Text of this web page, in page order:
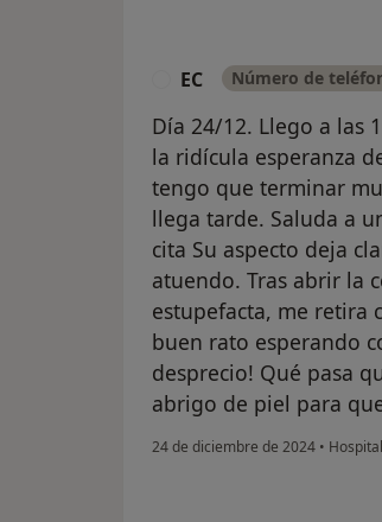
EC Número de
Día 24/12. Llego a las
la ridícula esperanza
tengo que terminar
llega tarde. Saluda a
cita Su aspecto deja
atuendo. Tras abrir la
estupefacta, me retira
buen rato esperando
desprecio! Qué pasa
abrigo de piel para
24 de diciembre de 2024 •